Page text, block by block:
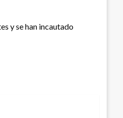
y se han incautado